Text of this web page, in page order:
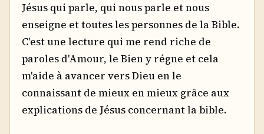
Jésus qui parle, qui nous parle et nous
enseigne et toutes les personnes de la Bible.
C'est une lecture qui me rend riche de
paroles d'Amour, le Bien y régne et cela
m'aide à avancer vers Dieu en le
connaissant de mieux en mieux grâce aux
explications de Jésus concernant la bible.